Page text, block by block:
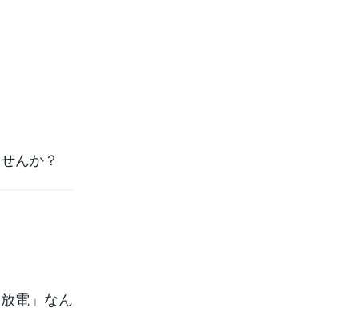
んか？
電」なん